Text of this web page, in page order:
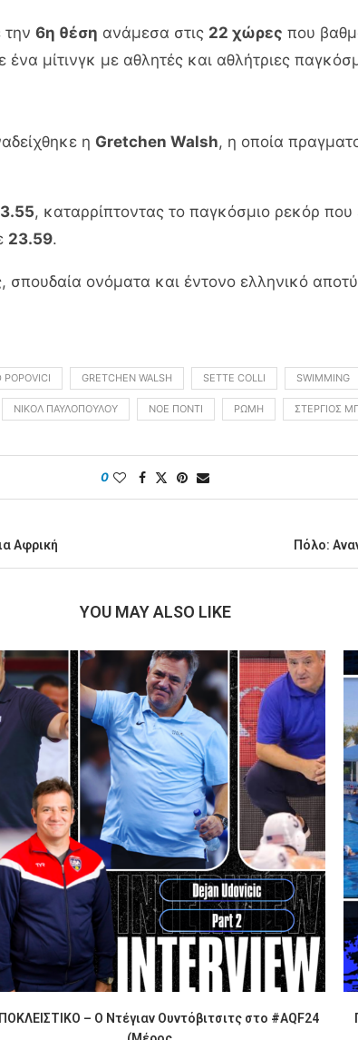
6η θέση ανάμεσα στις 22 χώρες που
μίτινγκ με αθλητές και αθλήτριες
η Gretchen Walsh, η οποία
, καταρρίπτοντας το παγκόσμιο ρεκόρ που
23.59.
σπουδαία ονόματα και έντονο ελληνικό
POPOVICI GRETCHEN WALSH SETTE COLLI SWIMMING
ΝΙΚΌΛ ΠΑΥΛΟΠΟΎΛΟΥ ΝΌΕ ΠΌΝΤΙ ΡΏΜΗ ΣΤΈΡΓΙΟΣ
0
Αφρική Πόλο:
YOU MAY ALSO LIKE
– Ο Ντέγιαν Ουντόβιτσιτς στο #AQF24